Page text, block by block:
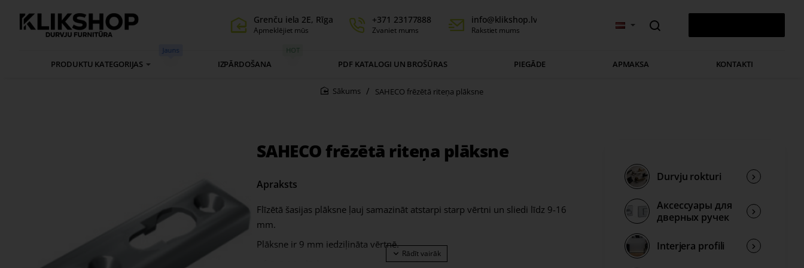
Grenču iela 2E, Rīga
Apmeklējiet mūs
+371 23177888
Zvaniet mums
info@klikshop.lv
Rakstiet mums
PRODUKTU KATEGORIJAS
Jauns
IZPĀRDOŠANA
HOT
PDF KATALOGI UN BROŠŪRAS PIEGĀDE APMAKSA KONTAKTI
SAHECO frēzētā riteņa plāksne
SAHECO frēzētā riteņa plāksne
Apraksts
Flīzētā šasijas plāksne ļauj samazināt atstarpi starp vērtni un sliedi līdz 9-16
mm.
Plāksne ir 9 mm iedziļināta vērtnē.
Izfrēzētā izplūdes atveres izmēri ir 80x26x9 mm.
Durvju rokturi
Аксессуары для
дверных ручек
Interjera profili